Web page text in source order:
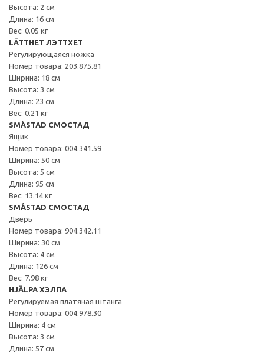
Высота: 2 см
Длина: 16 см
Вес: 0.05 кг
LÄTTHET ЛЭТТХЕТ
Регулирующаяся ножка
Номер товара: 203.875.81
Ширина: 18 см
Высота: 3 см
Длина: 23 см
Вес: 0.21 кг
SMÅSTAD СМОСТАД
Ящик
Номер товара: 004.341.59
Ширина: 50 см
Высота: 5 см
Длина: 95 см
Вес: 13.14 кг
SMÅSTAD СМОСТАД
Дверь
Номер товара: 904.342.11
Ширина: 30 см
Высота: 4 см
Длина: 126 см
Вес: 7.98 кг
HJÄLPA ХЭЛПА
Регулируемая платяная штанга
Номер товара: 004.978.30
Ширина: 4 см
Высота: 3 см
Длина: 57 см